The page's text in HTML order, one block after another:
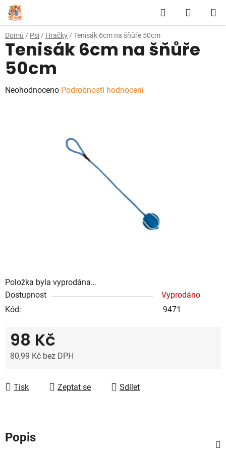
Přejít
na
obsah
Hledat
KOŠÍK
Domů / Psi / Hračky / Tenisák 6cm na šňůře 50cm
Položka byla vyprodána…
Dostupnost
Vyprodáno
Kód:
9471
98 Kč
80,99 Kč bez DPH
Tisk
Zeptat se Sdílet
Tenisák 6cm na šňůře
50cm
Průměrné
Neohodnoceno Podrobnosti hodnocení
Popis